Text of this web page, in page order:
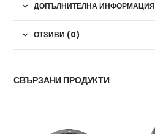
ДОПЪЛНИТЕЛНА ИНФОРМАЦИЯ
ОТЗИВИ (0)
СВЪРЗАНИ ПРОДУКТИ